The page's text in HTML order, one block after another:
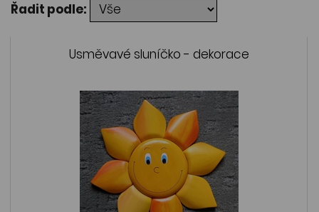
Řadit podle:
Usměvavé sluníčko - dekorace